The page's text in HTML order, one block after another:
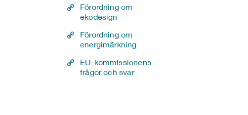
Förordning om
ekodesign
Förordning om
energimärkning
EU-kommissionens
frågor och svar